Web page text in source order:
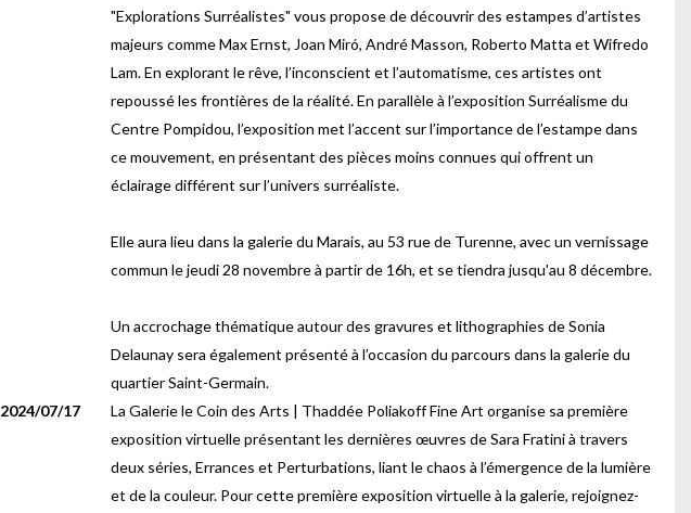
"Explorations Surréalistes" vous propose de découvrir des estampes d’artistes
majeurs comme Max Ernst, Joan Miró, André Masson, Roberto Matta et Wifredo
Lam. En explorant le rêve, l’inconscient et l’automatisme, ces artistes ont
repoussé les frontières de la réalité. En parallèle à l’exposition Surréalisme du
Centre Pompidou, l’exposition met l’accent sur l’importance de l’estampe dans
ce mouvement, en présentant des pièces moins connues qui offrent un
éclairage différent sur l’univers surréaliste.
Elle aura lieu dans la galerie du Marais, au 53 rue de Turenne, avec un vernissage
commun le jeudi 28 novembre à partir de 16h, et se tiendra jusqu'au 8 décembre.
Un accrochage thématique autour des gravures et lithographies de Sonia
Delaunay sera également présenté à l’occasion du parcours dans la galerie du
quartier Saint-Germain.
2024/07/17
La Galerie le Coin des Arts | Thaddée Poliakoff Fine Art organise sa première
exposition virtuelle présentant les dernières œuvres de Sara Fratini à travers
deux séries, Errances et Perturbations, liant le chaos à l’émergence de la lumière
et de la couleur. Pour cette première exposition virtuelle à la galerie, rejoignez-